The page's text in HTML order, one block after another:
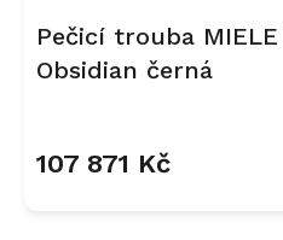
Pečicí trouba
Obsidian černá
107 871 Kč